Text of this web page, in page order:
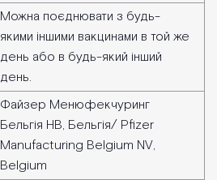
Можна поєднювати з будь-
якими іншими вакцинами в той же
день або в будь-який інший
день.
Файзер Менюфекчуринг
Бельгія НВ, Бельгія/ Pfizer
Manufacturing Belgium NV,
Belgium